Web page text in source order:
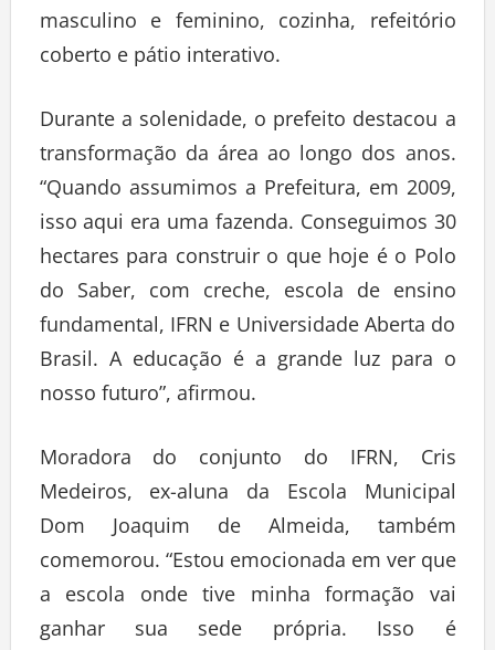
masculino e feminino, cozinha, refeitório
coberto e pátio interativo.
Durante a solenidade, o prefeito destacou a
transformação da área ao longo dos anos.
“Quando assumimos a Prefeitura, em 2009,
isso aqui era uma fazenda. Conseguimos 30
hectares para construir o que hoje é o Polo
do Saber, com creche, escola de ensino
fundamental, IFRN e Universidade Aberta do
Brasil. A educação é a grande luz para o
nosso futuro”, afirmou.
Moradora do conjunto do IFRN, Cris
Medeiros, ex-aluna da Escola Municipal
Dom Joaquim de Almeida, também
comemorou. “Estou emocionada em ver que
a escola onde tive minha formação vai
ganhar sua sede própria. Isso é